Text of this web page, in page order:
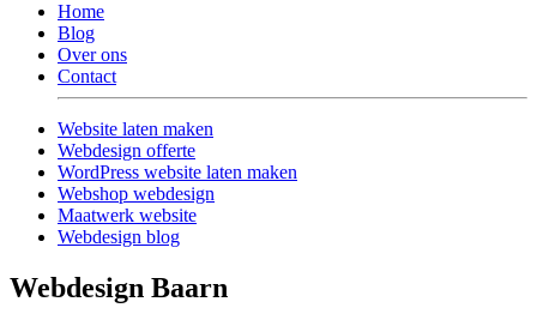
Home
Blog
Over ons
Contact
Website laten maken
Webdesign offerte
WordPress website laten maken
Webshop webdesign
Maatwerk website
Webdesign blog
Webdesign Baarn